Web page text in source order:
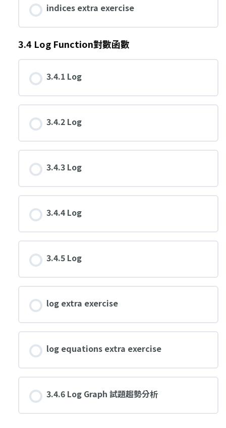
indices extra exercise
3.4 Log Function對數函數
3.4.1 Log
3.4.2 Log
3.4.3 Log
3.4.4 Log
3.4.5 Log
log extra exercise
log equations extra exercise
3.4.6 Log Graph 試題趨勢分析